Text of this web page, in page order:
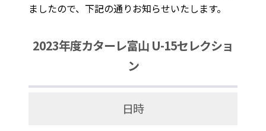
ましたので、下記の通りお知らせいたします。
2023年度カターレ富山 U-15セレクショ
ン
日時